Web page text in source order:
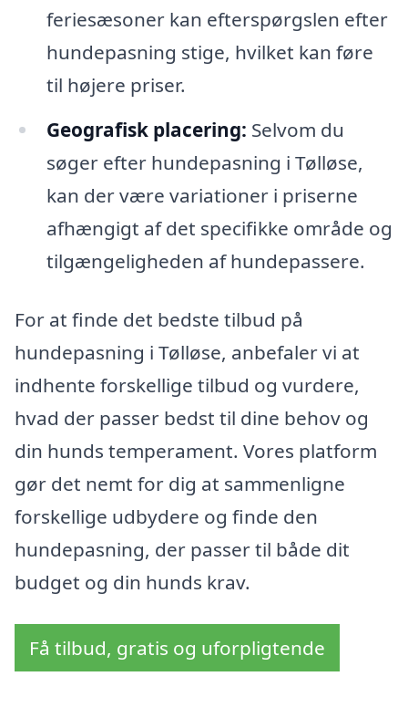
feriesæsoner kan efterspørgslen efter
hundepasning stige, hvilket kan føre
til højere priser.
Geografisk placering: Selvom du
søger efter hundepasning i Tølløse,
kan der være variationer i priserne
afhængigt af det specifikke område og
tilgængeligheden af hundepassere.
For at finde det bedste tilbud på
hundepasning i Tølløse, anbefaler vi at
indhente forskellige tilbud og vurdere,
hvad der passer bedst til dine behov og
din hunds temperament. Vores platform
gør det nemt for dig at sammenligne
forskellige udbydere og finde den
hundepasning, der passer til både dit
budget og din hunds krav.
Få tilbud, gratis og uforpligtende